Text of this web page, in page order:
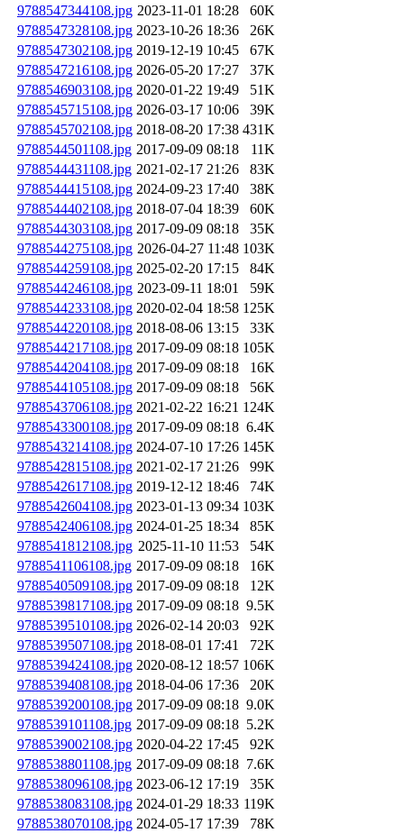
9788547344108.jpg 2023-11-01 18:28
60K
9788547328108.jpg 2023-10-26 18:36
26K
9788547302108.jpg 2019-12-19 10:45
67K
9788547216108.jpg 2026-05-20 17:27
37K
9788546903108.jpg 2020-01-22 19:49
51K
9788545715108.jpg 2026-03-17 10:06
39K
9788545702108.jpg 2018-08-20 17:38 431K
9788544501108.jpg 2017-09-09 08:18
11K
9788544431108.jpg 2021-02-17 21:26
83K
9788544415108.jpg 2024-09-23 17:40
38K
9788544402108.jpg 2018-07-04 18:39
60K
9788544303108.jpg 2017-09-09 08:18
35K
9788544275108.jpg 2026-04-27 11:48 103K
9788544259108.jpg 2025-02-20 17:15
84K
9788544246108.jpg 2023-09-11 18:01
59K
9788544233108.jpg 2020-02-04 18:58 125K
9788544220108.jpg 2018-08-06 13:15
33K
9788544217108.jpg 2017-09-09 08:18 105K
9788544204108.jpg 2017-09-09 08:18
16K
9788544105108.jpg 2017-09-09 08:18
56K
9788543706108.jpg 2021-02-22 16:21 124K
9788543300108.jpg 2017-09-09 08:18 6.4K
9788543214108.jpg 2024-07-10 17:26 145K
9788542815108.jpg 2021-02-17 21:26
99K
9788542617108.jpg 2019-12-12 18:46
74K
9788542604108.jpg 2023-01-13 09:34 103K
9788542406108.jpg 2024-01-25 18:34
85K
9788541812108.jpg 2025-11-10 11:53
54K
9788541106108.jpg 2017-09-09 08:18
16K
9788540509108.jpg 2017-09-09 08:18
12K
9788539817108.jpg 2017-09-09 08:18 9.5K
9788539510108.jpg 2026-02-14 20:03
92K
9788539507108.jpg 2018-08-01 17:41
72K
9788539424108.jpg 2020-08-12 18:57 106K
9788539408108.jpg 2018-04-06 17:36
20K
9788539200108.jpg 2017-09-09 08:18 9.0K
9788539101108.jpg 2017-09-09 08:18 5.2K
9788539002108.jpg 2020-04-22 17:45
92K
9788538801108.jpg 2017-09-09 08:18 7.6K
9788538096108.jpg 2023-06-12 17:19
35K
9788538083108.jpg 2024-01-29 18:33 119K
9788538070108.jpg 2024-05-17 17:39
78K